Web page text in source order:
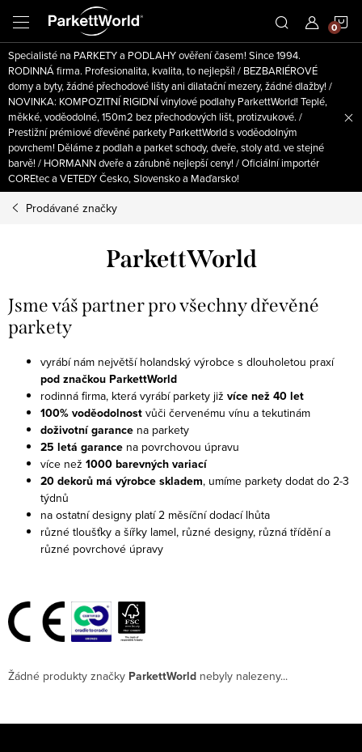
obsah
Specialisté na PARKETY a PODLAHY ověření časem! Since 1994.
RODINNÁ firma. Profesionalita, kvalita, to nejlepší! / BEZBARIÉROVÉ
domy a byty, žádné přechodové lišty ani dilatační mezery, žádné dlažby! /
NOVINKA: KOMPOZITNÍ RIGIDNÍ vinylové podlahy ParkettWorld! Teplé,
měkké, voděodolné, 150m2 bez přechodových lišt, protizvukové. /
Prestižní prémiové dřevěné parkety ParkettWorld s voděodolným
povrchem! Děláme z podlah a parket schody, dveře, stoly atd. ve stejné
barvě! / HORMANN dveře a zárubně nejlepší ceny! / Oficiální importér
COREtec a VETEDY Česko, Slovensko a Maďarsko!
Prodávané značky
ParkettWorld
Jsme váš partner pro všechny dřevěné
parkety
vyrábí nám největší holandský výrobce s dlouholetou praxí
pod značkou ParkettWorld
rodinná firma, která vyrábí parkety již více než 40 let
100% voděodolnost vůči červenému vínu a tekutinám
doživotní garance na parkety
25 letá garance na povrchovou úpravu
více než 1000 barevných variací
20 dekorů má výrobce skladem, umíme parkety dodat do 2-3
týdnů
na ostatní designy platí 2 měsíční dodací lhůta
různé tloušťky a šířky lamel, různé designy, různá třídění a
různé povrchové úpravy
Žádné produkty značky ParkettWorld nebyly nalezeny...